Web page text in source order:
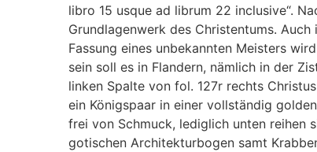
libro 15 usque ad librum 22 inclusive“.
Grundlagenwerk des Christentums.
Fassung eines unbekannten Meisters
sein soll es in Flandern, nämlich in der
linken Spalte von fol. 127r rechts
ein Königspaar in einer vollständig
frei von Schmuck, lediglich unten reihen
gotischen Architekturbogen samt